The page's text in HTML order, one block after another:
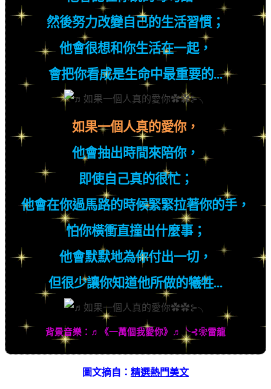
然後努力改變自己的生活習慣；
他會很想和你生活在一起，
會把你看成是生命中最重要的...
如果一個人真的愛你，
他會抽出時間來陪你，
即使自己真的很忙；
他會在你過馬路的時候緊緊拉著你的手，
怕你橫衝直撞出什麼事；
他會默默地為你付出一切，
但很少讓你知道他所做的犧牲...
背景音樂： ♬ 《一萬個我愛你》 ♬ ╰⊰❀雷龍
圖文摘自： 精選熱門美文